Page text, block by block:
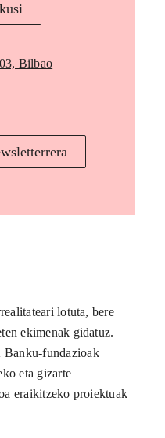
Bilbao
lotuta, bere
ekimenak gidatuz.
Banku-fundazioak
eta gizarte
eraikitzeko proiektuak